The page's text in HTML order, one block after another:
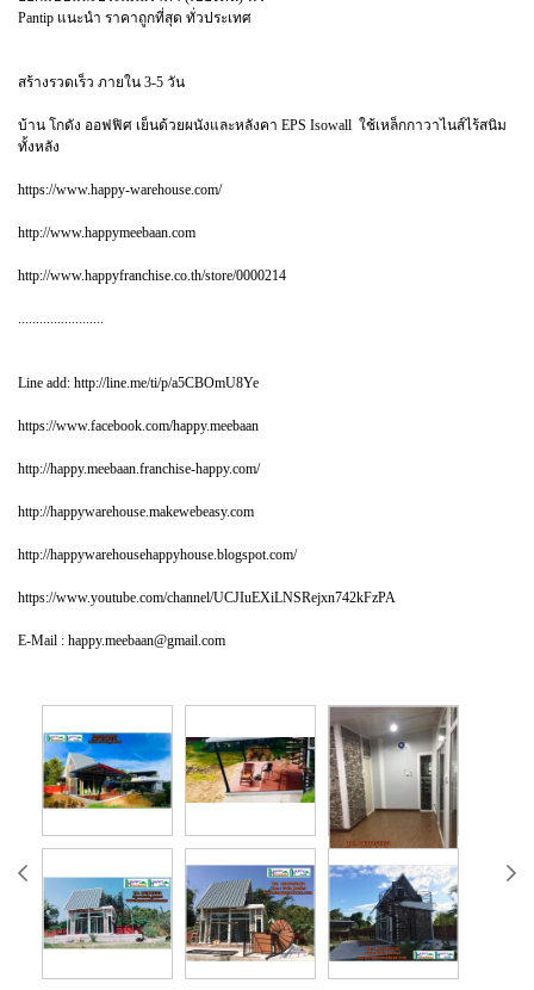
Pantip แนะนำ ราคาถูกที่สุด ทั่วประเทศ
สร้างรวดเร็ว ภายใน 3-5 วัน
บ้าน โกดัง ออฟฟิศ เย็นด้วยผนังและหลังคา EPS Isowall ใช้เหล็กกาวาไนส์ไร้สนิม
ทั้งหลัง
https://www.happy-warehouse.com/
http://www.happymeebaan.com
http://www.happyfranchise.co.th/store/0000214
........................
Line add: http://line.me/ti/p/a5CBOmU8Ye
https://www.facebook.com/happy.meebaan
http://happy.meebaan.franchise-happy.com/
http://happywarehouse.makewebeasy.com
http://happywarehousehappyhouse.blogspot.com/
https://www.youtube.com/channel/UCJIuEXiLNSRejxn742kFzPA
E-Mail : happy.meebaan@gmail.com